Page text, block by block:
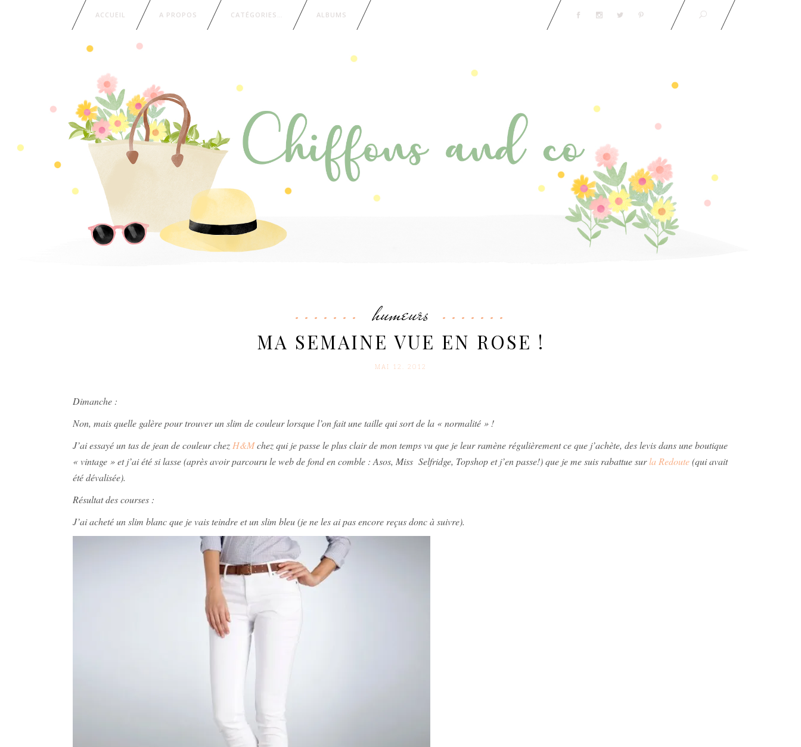
ACCUEIL A PROPOS CATÉGORIES… ALBUMS
humeurs
MA SEMAINE VUE EN ROSE !
MAI 12. 2012
Dimanche :
Non, mais quelle galère pour trouver un slim de couleur lorsque l’on fait une taille qui sort de la « normalité » !
J’ai essayé un tas de jean de couleur chez H&Mchez qui je passe le plus clair de mon temps vu que je leur ramène régulièrement ce que j’achète, des levis dans une boutique
« vintage » et j’ai été si lasse (après avoir parcouru le web de fond en comble : Asos, Miss Selfridge, Topshop et j’en passe!)que je me suis rabattue surla Redoute(qui avait
été dévalisée).
Résultat des courses :
J’ai acheté un slim blanc que je vais teindre et un slim bleu (je ne les ai pas encore reçus donc à suivre).